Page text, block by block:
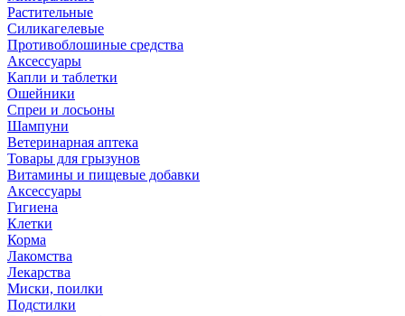
Растительные
Силикагелевые
Противоблошиные средства
Аксессуары
Капли и таблетки
Ошейники
Спреи и лосьоны
Шампуни
Ветеринарная аптека
Товары для грызунов
Витамины и пищевые добавки
Аксессуары
Гигиена
Клетки
Корма
Лакомства
Лекарства
Миски, поилки
Подстилки